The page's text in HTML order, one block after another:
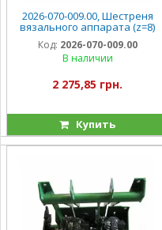
2026-070-009.00, Шестреня
вязального аппарата (z=8)
Sipma Z-224
Код: 2026-070-009.00
В наличии
2 275,85 грн.
Купить